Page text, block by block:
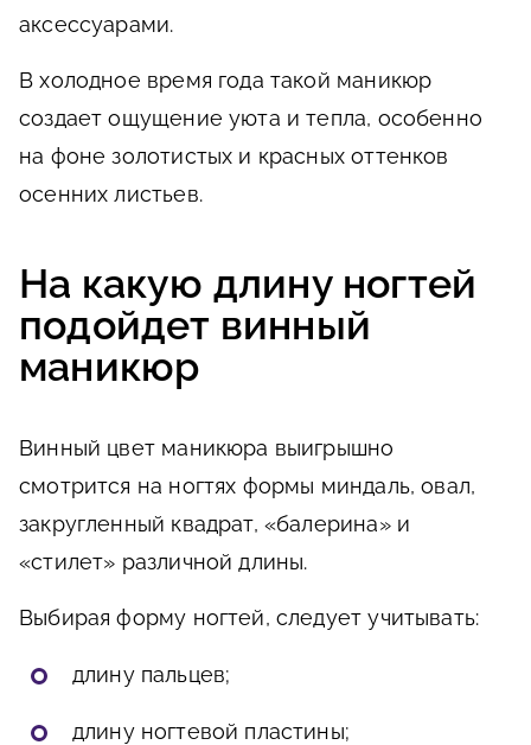
аксессуарами.
В холодное время года такой маникюр
создает ощущение уюта и тепла, особенно
на фоне золотистых и красных оттенков
осенних листьев.
На какую длину ногтей
подойдет винный
маникюр
Винный цвет маникюра выигрышно
смотрится на ногтях формы миндаль, овал,
закругленный квадрат, «балерина» и
«стилет» различной длины.
Выбирая форму ногтей, следует учитывать:
длину пальцев;
длину ногтевой пластины;